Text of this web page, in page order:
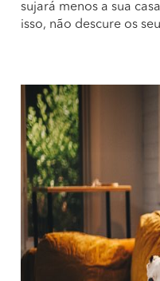
sujará menos a sua
isso, não descure os